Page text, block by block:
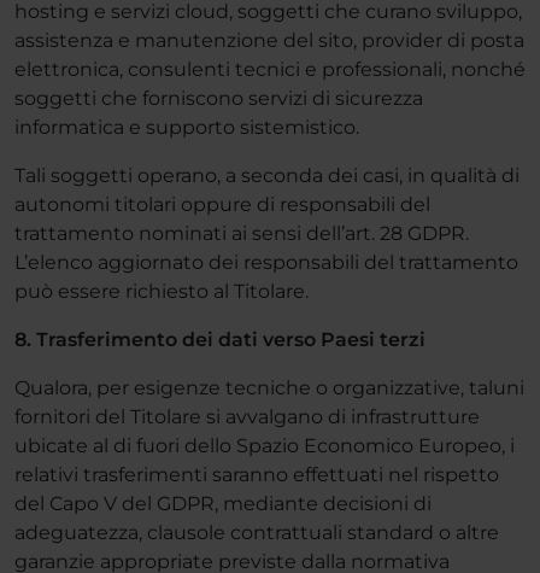
hosting e servizi cloud, soggetti che curano sviluppo,
assistenza e manutenzione del sito, provider di posta
elettronica, consulenti tecnici e professionali, nonché
soggetti che forniscono servizi di sicurezza
informatica e supporto sistemistico.
Tali soggetti operano, a seconda dei casi, in qualità di
autonomi titolari oppure di responsabili del
trattamento nominati ai sensi dell’art. 28 GDPR.
L’elenco aggiornato dei responsabili del trattamento
può essere richiesto al Titolare.
8. Trasferimento dei dati verso Paesi terzi
Qualora, per esigenze tecniche o organizzative, taluni
fornitori del Titolare si avvalgano di infrastrutture
ubicate al di fuori dello Spazio Economico Europeo, i
relativi trasferimenti saranno effettuati nel rispetto
del Capo V del GDPR, mediante decisioni di
adeguatezza, clausole contrattuali standard o altre
garanzie appropriate previste dalla normativa